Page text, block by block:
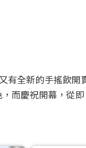
有全新的手搖飲
而慶祝開幕 ，從